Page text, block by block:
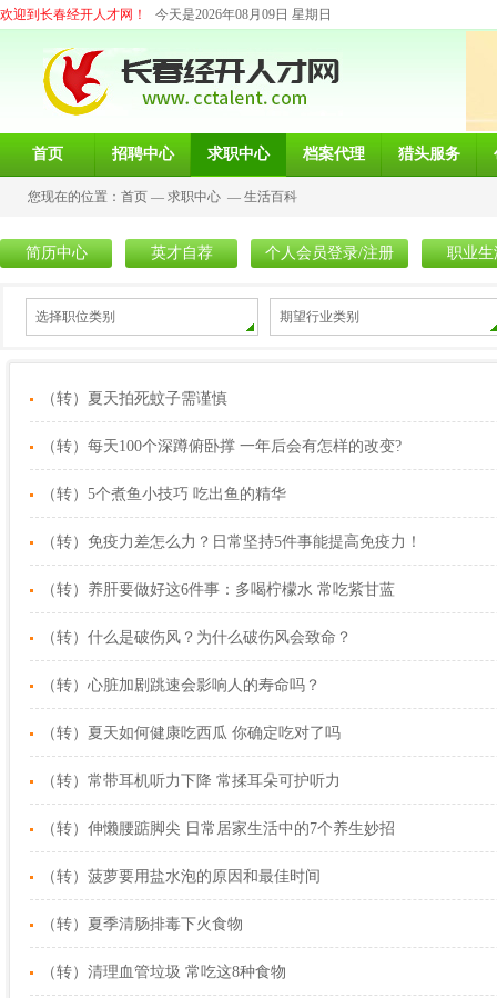
欢迎到长春经开人才网！ 今天是2026年08月09日 星期日
首页 招聘中心 求职中心 档案代理 猎头服务
您现在的位置： 首页 — 求职中心 — 生活百科
简历中心 英才自荐 个人会员登录/注册 职业生
选择职位类别 期望行业类别
（转）夏天拍死蚊子需谨慎
（转）每天100个深蹲俯卧撑 一年后会有怎样的改变?
（转）5个煮鱼小技巧 吃出鱼的精华
（转）免疫力差怎么力？日常坚持5件事能提高免疫力！
（转）养肝要做好这6件事：多喝柠檬水 常吃紫甘蓝
（转）什么是破伤风？为什么破伤风会致命？
（转）心脏加剧跳速会影响人的寿命吗？
（转）夏天如何健康吃西瓜 你确定吃对了吗
（转）常带耳机听力下降 常揉耳朵可护听力
（转）伸懒腰踮脚尖 日常居家生活中的7个养生妙招
（转）菠萝要用盐水泡的原因和最佳时间
（转）夏季清肠排毒下火食物
（转）清理血管垃圾 常吃这8种食物